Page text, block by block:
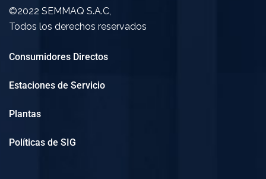
©2022 SEMMAQ S.A.C,
Todos los derechos reservados
Consumidores Directos
Estaciones de Servicio
Plantas
Políticas de SIG